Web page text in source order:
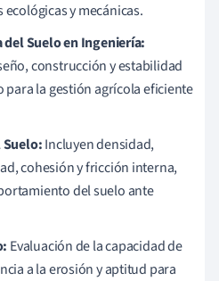
y mecánicas.
Suelo en Ingeniería:
construcción y estabilidad
para la gestión agrícola eficiente
Suelo:Incluyen densidad,
cohesión y fricción interna,
del suelo ante
Evaluación de la capacidad de
a la erosión y aptitud para